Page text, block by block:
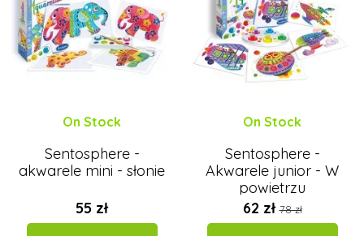
On Stock
Sentosphere -
akwarele mini - słonie
55 zł
On Stock
Sentosphere -
Akwarele junior - W
powietrzu
62 zł78 zł